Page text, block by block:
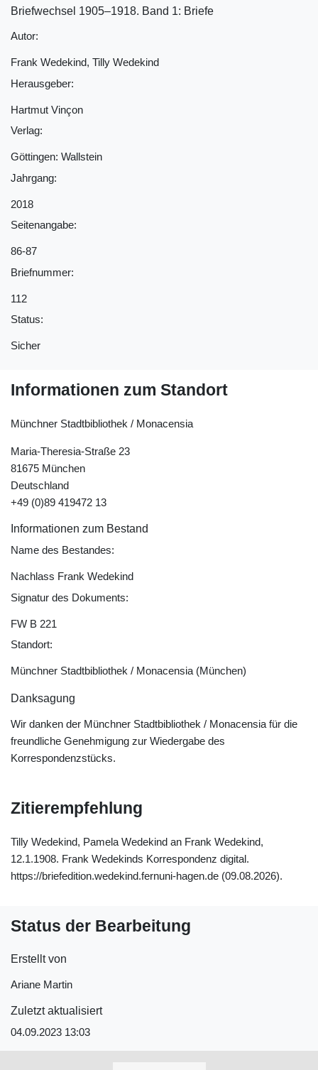
Briefwechsel 1905‒1918. Band 1: Briefe
Autor:
Frank Wedekind, Tilly Wedekind
Herausgeber:
Hartmut Vinçon
Verlag:
Göttingen: Wallstein
Jahrgang:
2018
Seitenangabe:
86-87
Briefnummer:
112
Status:
Sicher
Informationen zum Standort
Münchner Stadtbibliothek / Monacensia
Maria-Theresia-Straße 23
81675 München
Deutschland
+49 (0)89 419472 13
Informationen zum Bestand
Name des Bestandes:
Nachlass Frank Wedekind
Signatur des Dokuments:
FW B 221
Standort:
Münchner Stadtbibliothek / Monacensia (München)
Danksagung
Wir danken der Münchner Stadtbibliothek / Monacensia für die
freundliche Genehmigung zur Wiedergabe des
Korrespondenzstücks.
Zitierempfehlung
Tilly Wedekind, Pamela Wedekind an Frank Wedekind,
12.1.1908. Frank Wedekinds Korrespondenz digital.
https://briefedition.wedekind.fernuni-hagen.de (09.08.2026).
Status der Bearbeitung
Erstellt von
Ariane Martin
Zuletzt aktualisiert
04.09.2023 13:03